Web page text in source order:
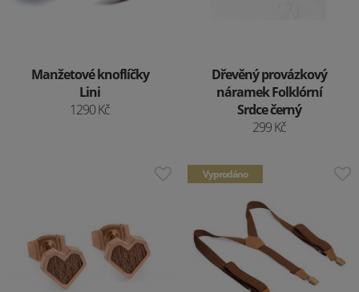
Manžetové knoflíčky
Lini
1290 Kč
Dřevěný provázkový
náramek Folklórní
Srdce černý
299 Kč
Vyprodáno